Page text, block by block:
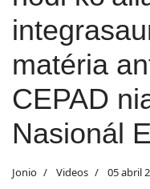
matéria
CEPAD
Nasionál
Jonio Videos 05 abril